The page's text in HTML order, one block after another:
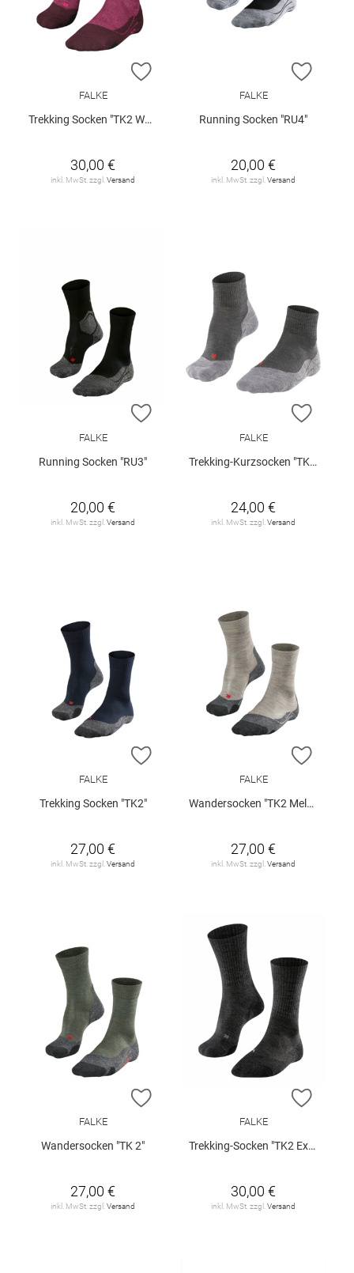
ZUR WUNSCHLISTE HINZUFÜGEN
FALKE
Trekking Socken "TK2 Wool"
30,00 €
inkl. MwSt. zzgl. Versand
ZUR
FALKE
Running Socken "RU4"
20,00 €
inkl. MwSt. zzgl. Versand
ZUR WUNSCHLISTE HINZUFÜGEN
FALKE
Running Socken "RU3"
20,00 €
inkl. MwSt. zzgl. Versand
ZUR
FALKE
Trekking-Kurzsocken "TK5"
24,00 €
inkl. MwSt. zzgl. Versand
ZUR WUNSCHLISTE HINZUFÜGEN
FALKE
Trekking Socken "TK2"
27,00 €
inkl. MwSt. zzgl.Versand
ZUR
FALKE
Wandersocken "TK2 Melange"
27,00 €
inkl. MwSt. zzgl.Versand
ZUR WUNSCHLISTE HINZUFÜGEN
FALKE
Wandersocken "TK 2"
27,00 €
inkl. MwSt. zzgl.Versand
ZUR
FALKE
Trekking-Socken "TK2 Explore Wool"
30,00 €
inkl. MwSt. zzgl.Versand